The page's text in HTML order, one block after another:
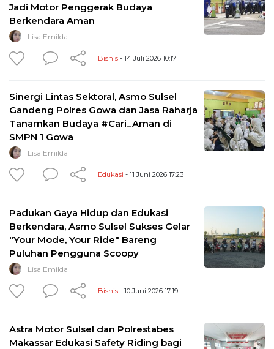
Jadi Motor Penggerak Budaya
Berkendara Aman
Lisa Emilda
Bisnis - 14 Juli 2026 10:17
Sinergi Lintas Sektoral, Asmo Sulsel
Gandeng Polres Gowa dan Jasa Raharja
Tanamkan Budaya #Cari_Aman di
SMPN 1 Gowa
Lisa Emilda
Edukasi - 11 Juni 2026 17:23
Padukan Gaya Hidup dan Edukasi
Berkendara, Asmo Sulsel Sukses Gelar
"Your Mode, Your Ride" Bareng
Puluhan Pengguna Scoopy
Lisa Emilda
Bisnis - 10 Juni 2026 17:19
Astra Motor Sulsel dan Polrestabes
Makassar Edukasi Safety Riding bagi